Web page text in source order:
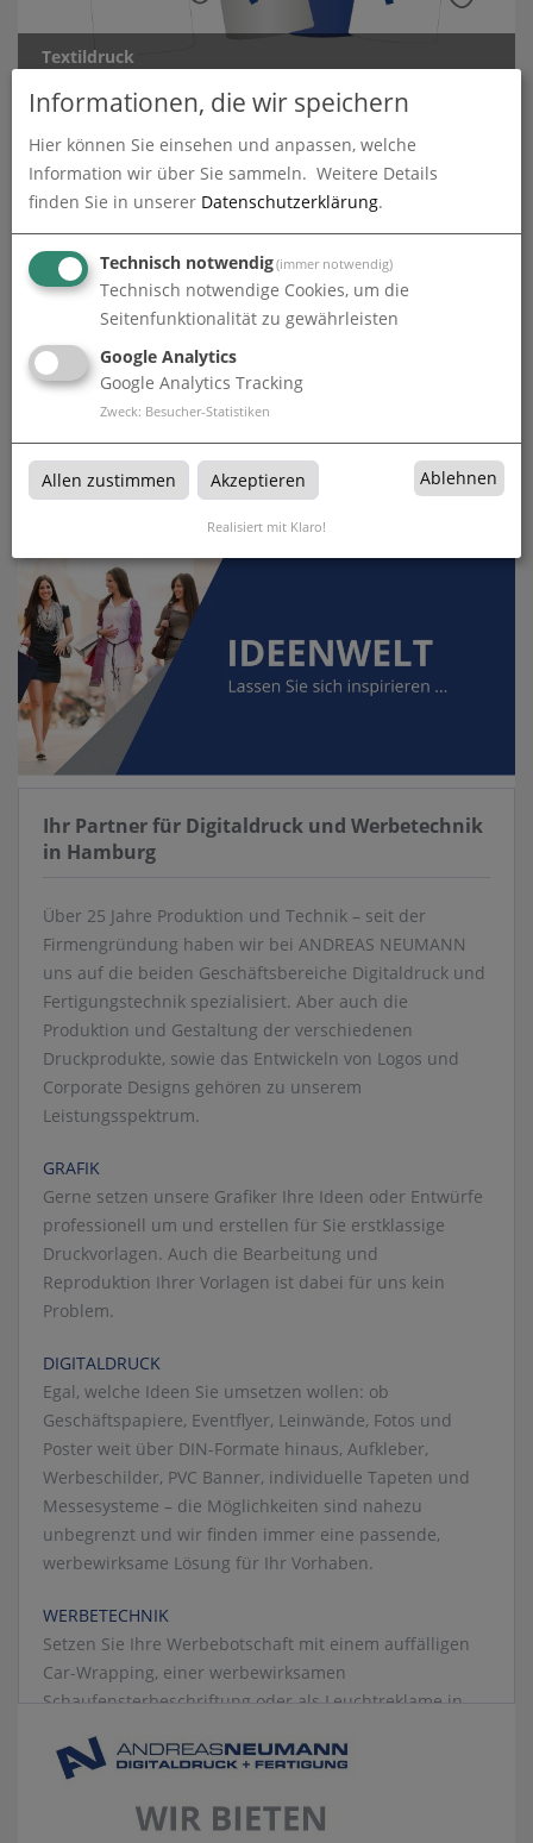
Werbe- & Eventartikel
Textildruck
Sonderproduktionen
Ihr Partner für Digitaldruck und Werbetechnik
in Hamburg
Über 25 Jahre Produktion und Technik – seit der
Firmengründung haben wir bei ANDREAS NEUMANN
uns auf die beiden Geschäftsbereiche Digitaldruck und
Fertigungstechnik spezialisiert. Aber auch die
Produktion und Gestaltung der verschiedenen
Druckprodukte, sowie das Entwickeln von Logos und
Corporate Designs gehören zu unserem
Leistungsspektrum.
GRAFIK
Gerne setzen unsere Grafiker Ihre Ideen oder Entwürfe
professionell um und erstellen für Sie erstklassige
Druckvorlagen. Auch die Bearbeitung und
Reproduktion Ihrer Vorlagen ist dabei für uns kein
Problem.
DIGITALDRUCK
Egal, welche Ideen Sie umsetzen wollen: ob
Geschäftspapiere, Eventflyer, Leinwände, Fotos und
Poster weit über DIN-Formate hinaus, Aufkleber,
Werbeschilder, PVC Banner, individuelle Tapeten und
Messesysteme – die Möglichkeiten sind nahezu
unbegrenzt und wir finden immer eine passende,
werbewirksame Lösung für Ihr Vorhaben.
WERBETECHNIK
Setzen Sie Ihre Werbebotschaft mit einem auffälligen
Car-Wrapping, einer werbewirksamen
Schaufensterbeschriftung oder als Leuchtreklame in
gerne um die passende Lösung für Ihre Wünsche zu
finden.
Informationen, die wir speichern
Hier können Sie einsehen und anpassen, welche
Information wir über Sie sammeln. Weitere Details
finden Sie in unserer Datenschutzerklärung.
Technisch notwendig(immer notwendig)
Technisch notwendige Cookies, um die
Seitenfunktionalität zu gewährleisten
Google Analytics
Google Analytics Tracking
Zweck: Besucher-Statistiken
Allen zustimmen Akzeptieren Ablehnen
Realisiert mit Klaro!